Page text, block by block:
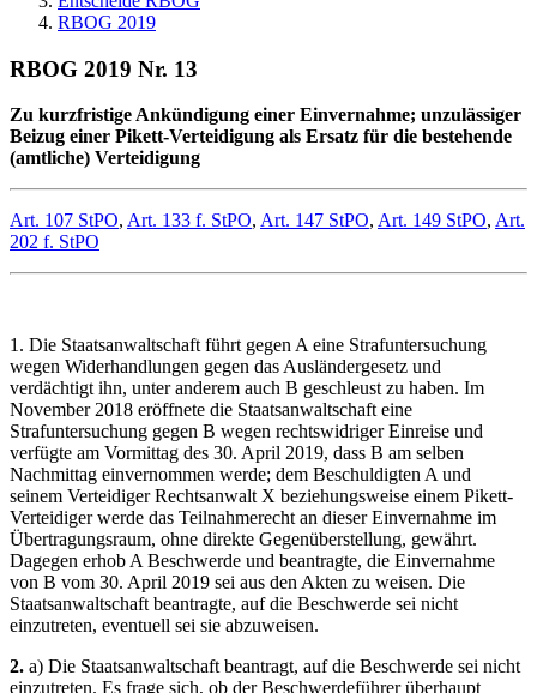
RBOG 2019
RBOG 2019 Nr. 13
Zu kurzfristige Ankündigung einer Einvernahme; unzulässiger
Beizug einer Pikett-Verteidigung als Ersatz für die bestehende
(amtliche) Verteidigung
Art. 107 StPO, Art. 133 f. StPO, Art. 147 StPO, Art. 149 StPO, Art.
202 f. StPO
1. Die Staatsanwaltschaft führt gegen A eine Strafuntersuchung
wegen Widerhandlungen gegen das Ausländergesetz und
verdächtigt ihn, unter anderem auch B geschleust zu haben. Im
November 2018 eröffnete die Staatsanwaltschaft eine
Strafuntersuchung gegen B wegen rechtswidriger Einreise und
verfügte am Vormittag des 30. April 2019, dass B am selben
Nachmittag einvernommen werde; dem Beschuldigten A und
seinem Verteidiger Rechtsanwalt X beziehungsweise einem Pikett-
Verteidiger werde das Teilnahmerecht an dieser Einvernahme im
Übertragungsraum, ohne direkte Gegenüberstellung, gewährt.
Dagegen erhob A Beschwerde und beantragte, die Einvernahme
von B vom 30. April 2019 sei aus den Akten zu weisen. Die
Staatsanwaltschaft beantragte, auf die Beschwerde sei nicht
einzutreten, eventuell sei sie abzuweisen.
2. a) Die Staatsanwaltschaft beantragt, auf die Beschwerde sei nicht
einzutreten. Es frage sich, ob der Beschwerdeführer überhaupt